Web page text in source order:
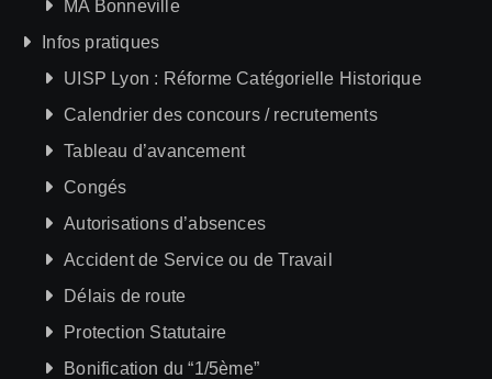
MA Bonneville
Infos pratiques
UISP Lyon : Réforme Catégorielle Historique
Calendrier des concours / recrutements
Tableau d’avancement
Congés
Autorisations d’absences
Accident de Service ou de Travail
Délais de route
Protection Statutaire
Bonification du “1/5ème”